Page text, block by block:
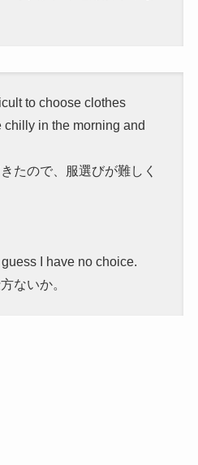
to choose clothes
chilly in the morning and
たので、服選びが難しく
I have no choice.
ないか。